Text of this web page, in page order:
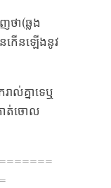
ថា(ឆ្លង
កើន​ឡើង​​នូវ
ាល់​គ្នា​ទេ​ឬ​
ាត់​ចោល​